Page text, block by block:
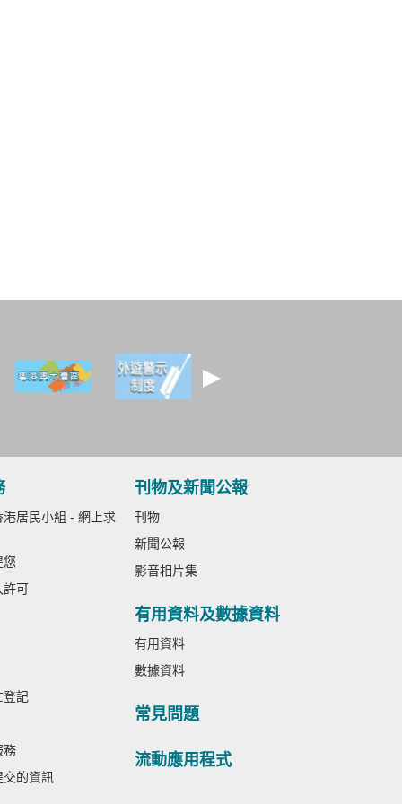
居民小組 - 網上求
您
許可
登記
務
的資訊
刊物及新聞公報
刊物
新聞公報
影音相片集
有用資料及數據資料
有用資料
數據資料
常見問題
流動應用程式